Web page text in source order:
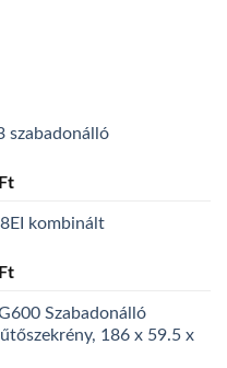
szabadonálló
FtCurrent
is: kombinált
FtCurrent
is:
119.990 Ft.
Szabadonálló
186 x 59.5 x